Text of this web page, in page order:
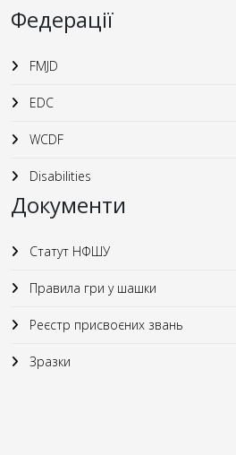
Федерації
FMJD
EDC
WCDF
Disabilities
Документи
Статут НФШУ
Правила гри у шашки
Реєстр присвоєних звань
Зразки